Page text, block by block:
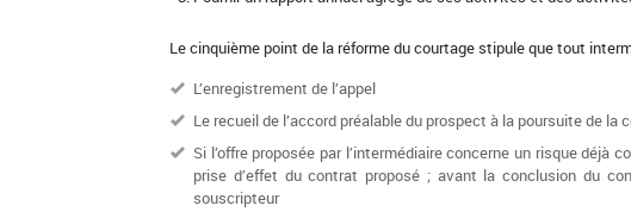
Le cinquième point de la réforme du courtage stipule que tout
L’enregistrement de l’appel
Le recueil de l’accord préalable du prospect à la poursuite de
Si l’offre proposée par l’intermédiaire concerne un risque
prise d’effet du contrat proposé ; avant la conclusion du
souscripteur